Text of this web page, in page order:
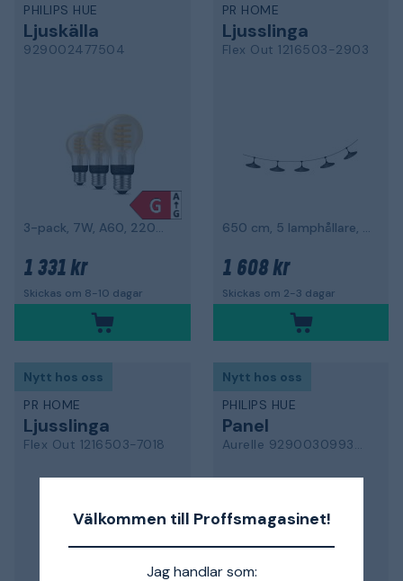
Välkommen till Proffsmagasinet!
Jag handlar som:
PHILIPS HUE
Ljuskälla
929002477504
3-pack, 7W, A60, 2200-4500K, E27, 550L
1 331 kr
Skickas om 8-10 dagar
PR HOME
Ljusslinga
Flex Out 1216503-2903
650 cm, 5 lamphållare, svart
1 608 kr
Skickas om 2-3 dagar
Nytt hos oss
PR HOME
Ljusslinga
Flex Out 1216503-7018
Nytt hos oss
PHILIPS HUE
Panel
Aurelle 929003099302